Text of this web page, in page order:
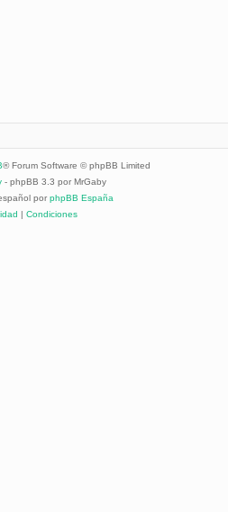
® Forum Software © phpBB Limited
- phpBB 3.3 por MrGaby
por phpBB España
| Condiciones